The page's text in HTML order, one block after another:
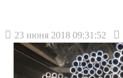
23 июня 2018 09:31:52